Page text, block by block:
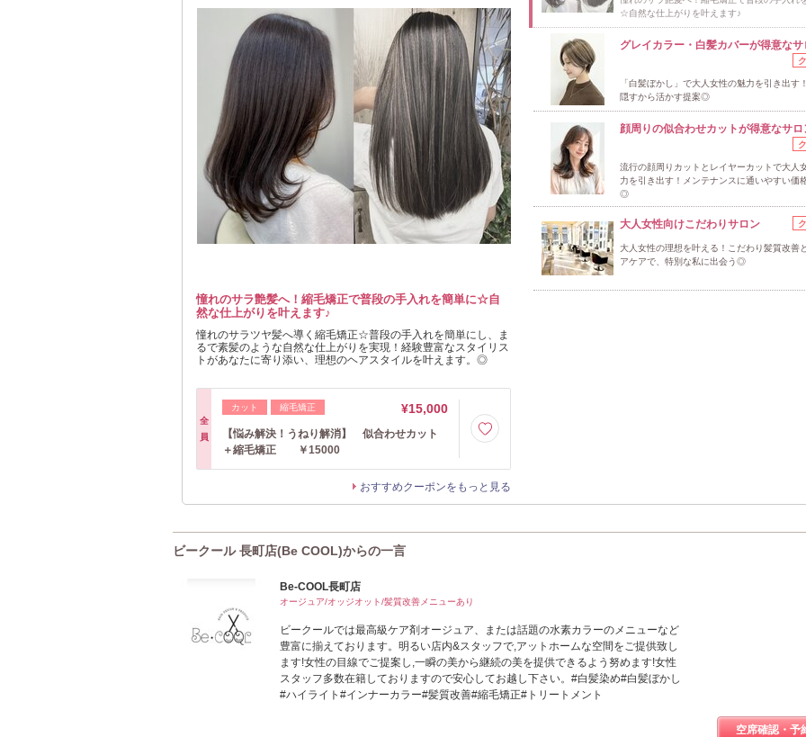
憧れのサラ艶髪へ！縮毛矯正で普段の手入れを簡単に☆自
然な仕上がりを叶えます♪
憧れのサラツヤ髪へ導く縮毛矯正☆普段の手入れを簡単にし、ま
るで素髪のような自然な仕上がりを実現！経験豊富なスタイリス
トがあなたに寄り添い、理想のヘアスタイルを叶えます。◎
全
員
カット 縮毛矯正 ¥15,000
【悩み解決！うねり解消】 似合わせカット
＋縮毛矯正 ￥15000
おすすめクーポンをもっと見る
☆自然な仕上がりを叶えます♪
グレイカラー・白髪カバーが得意なサ
「白髪ぼかし」で大人女性の魅力を引き出す
隠すから活かす提案◎
顔周りの似合わせカットが得意なサロ
流行の顔周りカットとレイヤーカットで大人
力を引き出す！メンテナンスに通いやすい価
◎
大人女性向けこだわりサロン
大人女性の理想を叶える！こだわり髪質改善
アケアで、特別な私に出会う◎
ビークール 長町店(Be COOL)からの一言
Be-COOL長町店
オージュア/オッジオット/髪質改善メニューあり
ビークールでは最高級ケア剤オージュア、または話題の水素カラーのメニューなど
豊富に揃えております。明るい店内&スタッフで,アットホームな空間をご提供致し
ます!女性の目線でご提案し,一瞬の美から継続の美を提供できるよう努めます!女性
スタッフ多数在籍しておりますので安心してお越し下さい。#白髪染め#白髪ぼかし
#ハイライト#インナーカラー#髪質改善#縮毛矯正#トリートメント
空席確認・予